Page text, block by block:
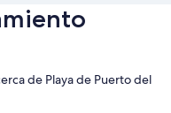
de Playa de Puerto del